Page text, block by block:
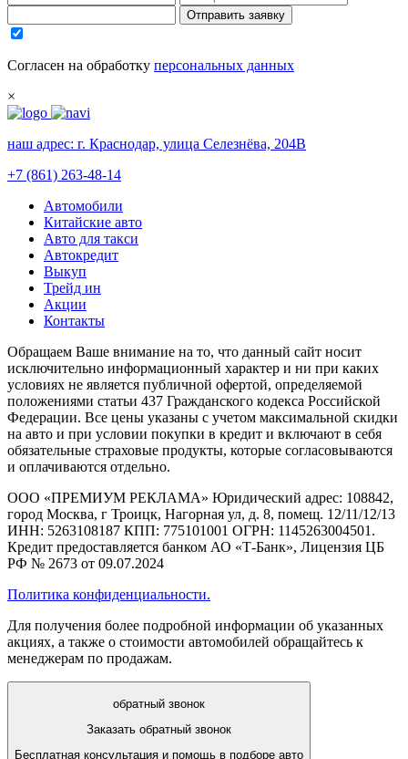
Отправить заявку
Согласен на обработку персональных данных
×
наш адрес: г. Краснодар, улица Селезнёва, 204В
+7 (861) 263-48-14
Автомобили
Китайские авто
Авто для такси
Автокредит
Выкуп
Трейд ин
Акции
Контакты
Обращаем Ваше внимание на то, что данный сайт носит
исключительно информационный характер и ни при каких
условиях не является публичной офертой, определяемой
положениями статьи 437 Гражданского кодекса Российской
Федерации. Все цены указаны с учетом максимальной скидки
на авто и при условии покупки в кредит и включают в себя
обязательные страховые продукты, которые согласовываются
и оплачиваются отдельно.
ООО «ПРЕМИУМ РЕКЛАМА» Юридический адрес: 108842,
город Москва, г Троицк, Нагорная ул, д. 8, помещ. 12/11/12/13
ИНН: 5263108187 КПП: 775101001 ОГРН: 1145263004501.
Кредит предоставляется банком АО «Т-Банк», Лицензия ЦБ
РФ № 2673 от 09.07.2024
Политика конфиденциальности.
Для получения более подробной информации об указанных
акциях, а также о стоимости автомобилей обращайтесь к
менеджерам по продажам.
обратный звонок
Заказать обратный звонок
Бесплатная консультация и помощь в подборе авто